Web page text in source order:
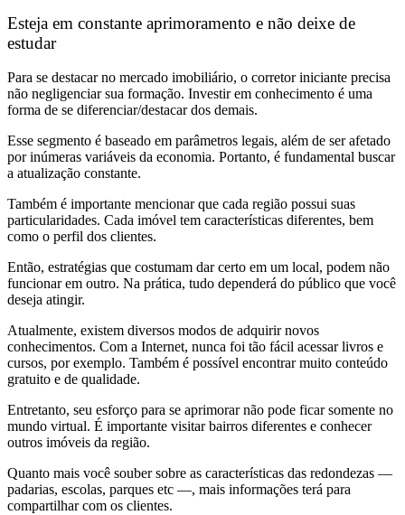
Esteja em constante aprimoramento e não deixe de
estudar
Para se destacar no mercado imobiliário, o corretor iniciante precisa
não negligenciar sua formação. Investir em conhecimento é uma
forma de se diferenciar/destacar dos demais.
Esse segmento é baseado em parâmetros legais, além de ser afetado
por inúmeras variáveis da economia. Portanto, é fundamental buscar
a atualização constante.
Também é importante mencionar que cada região possui suas
particularidades. Cada imóvel tem características diferentes, bem
como o perfil dos clientes.
Então, estratégias que costumam dar certo em um local, podem não
funcionar em outro. Na prática, tudo dependerá do público que você
deseja atingir.
Atualmente, existem diversos modos de adquirir novos
conhecimentos. Com a Internet, nunca foi tão fácil acessar livros e
cursos, por exemplo. Também é possível encontrar muito conteúdo
gratuito e de qualidade.
Entretanto, seu esforço para se aprimorar não pode ficar somente no
mundo virtual. É importante visitar bairros diferentes e conhecer
outros imóveis da região.
Quanto mais você souber sobre as características das redondezas —
padarias, escolas, parques etc —, mais informações terá para
compartilhar com os clientes.